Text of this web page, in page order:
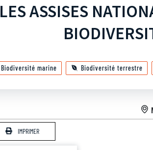
LES ASSISES
Biodiversité marine Biodiversité terrestre
IMPRIMER